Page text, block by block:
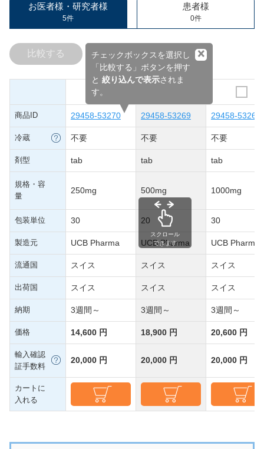
お医者様・研究者様
5件
患者様
0件
チェックボックスを選択し
「比較する」ボタンを押す
と 絞り込んで表示されま
す。
×
比較する
商品ID 29458-53270 29458-53269 29458-53268
冷蔵 不要 不要 不要
剤型 tab tab tab
規格・容
量
250mg 500mg 1000mg
包装単位 30 20 30
製造元 UCB Pharma UCB Pharma UCB Pharma
流通国 スイス スイス スイス
出荷国 スイス スイス スイス
納期 3週間～ 3週間～ 3週間～
価格 14,600 円 18,900 円 20,600 円
輸入確認
証手数料
20,000 円 20,000 円 20,000 円
カートに
入れる
スクロール
できます